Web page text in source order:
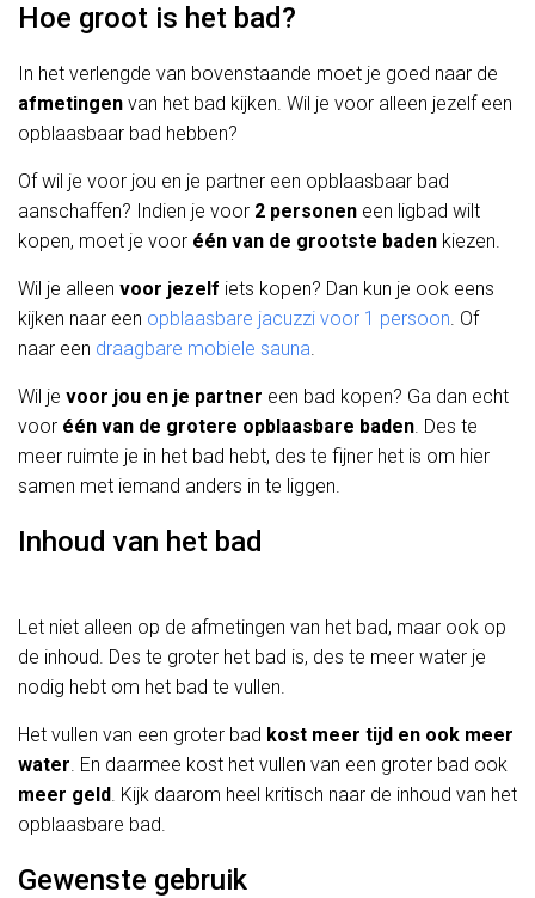
Hoe groot is het bad?
In het verlengde van bovenstaande moet je goed naar de
afmetingen van het bad kijken. Wil je voor alleen jezelf een
opblaasbaar bad hebben?
Of wil je voor jou en je partner een opblaasbaar bad
aanschaffen? Indien je voor 2 personen een ligbad wilt
kopen, moet je voor één van de grootste baden kiezen.
Wil je alleen voor jezelf iets kopen? Dan kun je ook eens
kijken naar een opblaasbare jacuzzi voor 1 persoon. Of
naar een draagbare mobiele sauna.
Wil je voor jou en je partner een bad kopen? Ga dan echt
voor één van de grotere opblaasbare baden. Des te
meer ruimte je in het bad hebt, des te fijner het is om hier
samen met iemand anders in te liggen.
Inhoud van het bad
Let niet alleen op de afmetingen van het bad, maar ook op
de inhoud. Des te groter het bad is, des te meer water je
nodig hebt om het bad te vullen.
Het vullen van een groter bad kost meer tijd en ook meer
water. En daarmee kost het vullen van een groter bad ook
meer geld. Kijk daarom heel kritisch naar de inhoud van het
opblaasbare bad.
Gewenste gebruik